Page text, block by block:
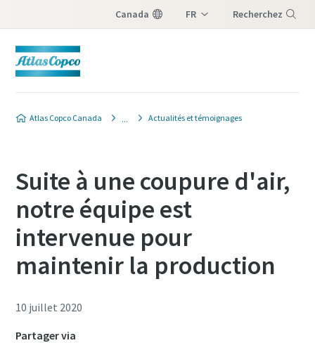
Canada FR Recherchez
Atlas Copco Canada Actualités et témoignages
Suite à une coupure d'air,
notre équipe est
intervenue pour
maintenir la production
10 juillet 2020
Partager via